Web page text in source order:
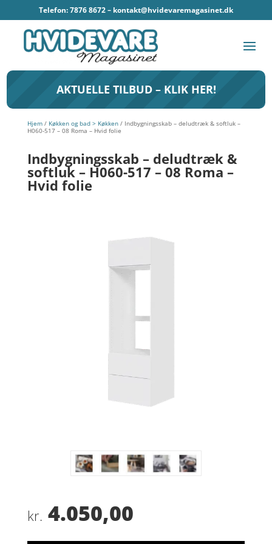
Telefon: 7876 8672 – kontakt@hvidevaremagasinet.dk
AKTUELLE TILBUD – KLIK HER!
Hjem/ Køkken og bad > Køkken/ Indbygningsskab – deludtræk & softluk –
H060-517 – 08 Roma – Hvid folie
Indbygningsskab – deludtræk &
softluk – H060-517 – 08 Roma –
Hvid folie
kr. 4.050,00